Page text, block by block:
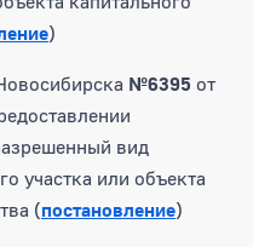
)
№6395 от
вид
участка или объекта
(постановление)